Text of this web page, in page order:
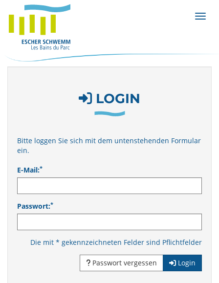
LOGIN
Bitte loggen Sie sich mit dem untenstehenden Formular
ein.
E-Mail:*
Passwort:*
Die mit * gekennzeichneten Felder sind Pflichtfelder
Passwort vergessen Login